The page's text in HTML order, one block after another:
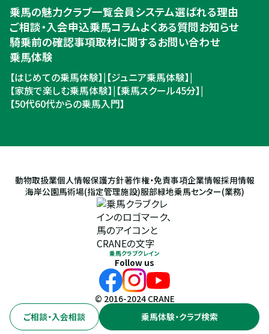
ご相談・入会相談 乗馬体験・クラブ検索
ご相談・入会申込
乗馬の魅力クラブ一覧会員システム選ばれる理由
ご相談・入会申込乗馬コラムよくある質問お知らせ
騎乗前の確認事項取材に関するお問い合わせ
乗馬体験
【はじめての乗馬体験】| 【ジュニア乗馬体験】|
【家族で楽しむ乗馬体験】| 【乗馬スクール45分】|
【50代60代からの乗馬入門】
動物取扱業個人情報保護方針著作権・免責事項企業情報採用情報
海岸公園馬術場(指定管理施設)服部緑地乗馬センター(業務)
乗馬クラブクレイン
Follow us
© 2016-2024 CRANE